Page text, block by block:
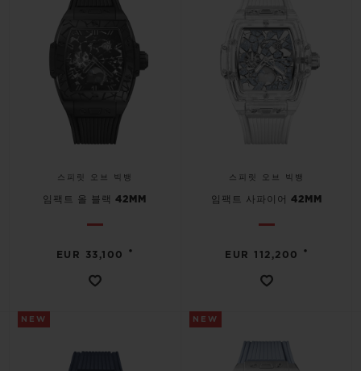
스피릿 오브 빅뱅
임팩트 올 블랙 42MM
EUR 33,100 •
스피릿 오브 빅뱅
임팩트 사파이어 42MM
EUR 112,200 •
NEW NEW